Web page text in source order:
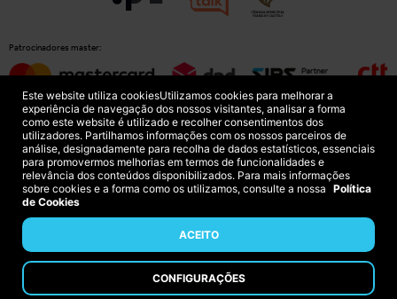
Patrocinadores master:
Patrocinadores principais:
Política de Privacidade
FAQs
Este website utiliza cookiesUtilizamos cookies para melhorar a
experiência de navegação dos nossos visitantes, analisar a forma
como este website é utilizado e recolher consentimentos dos
utilizadores. Partilhamos informações com os nossos parceiros de
análise, designadamente para recolha de dados estatísticos, essenciais
para promovermos melhorias em termos de funcionalidades e
relevância dos conteúdos disponibilizados. Para mais informações
sobre cookies e a forma como os utilizamos, consulte a nossa Política
de Cookies
CONFIGURAÇÕES
ACEITO